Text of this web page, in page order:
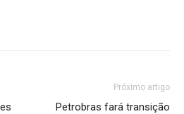
Próximo artigo
Petrobras fará transição